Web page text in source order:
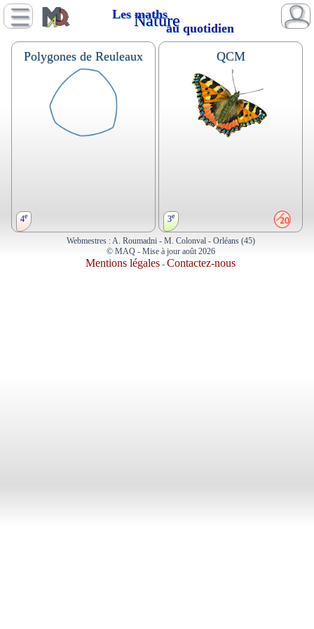
Les maths
au quotidien
Nature
Polygones de Reuleaux
4e
Les polygones de Reuleaux dans
différents domaines de la vie
QCM
3e
Transformations du plan,
symétrie, espace, figures
Webmestres : A. Roumadni - M. Colonval - Orléans (45)
© MAQ - Mise à jour août 2026
Mentions légales -Contactez-nous